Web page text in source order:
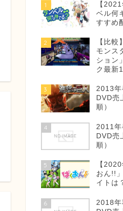
1
【
ベル何
すすめ
2
【比
モンス
ション
ク最新
3
2013年
DVD売
順）
4
2011年
DVD売
順）
5
【
おん!!
イトは
6
2018年